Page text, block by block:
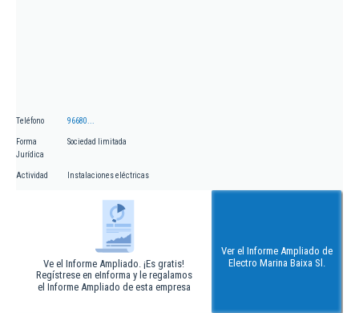
Teléfono 96680...
Forma
Jurídica
Sociedad limitada
Actividad Instalaciones eléctricas
Ve el Informe Ampliado. ¡Es gratis!
Regístrese en eInforma y le regalamos
el Informe Ampliado de esta empresa
Ver el Informe Ampliado de
Electro Marina Baixa Sl.